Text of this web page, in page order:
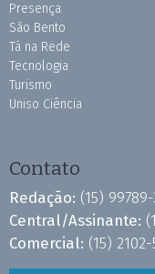
Presença
São Bento
Tá na Rede
Tecnologia
Turismo
Uniso Ciência
Contato
Redação: (15) 99789-
Central/Assinante:
Comercial: (15)